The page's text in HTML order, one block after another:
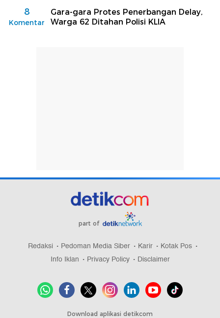
8
Komentar
Gara-gara Protes Penerbangan Delay,
Warga 62 Ditahan Polisi KLIA
part of
Redaksi Pedoman Media Siber Karir
Kotak Pos
Info Iklan
Privacy Policy Disclaimer
Download aplikasi detikcom